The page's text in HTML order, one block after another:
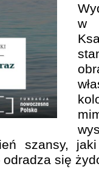
w
szansy,
się